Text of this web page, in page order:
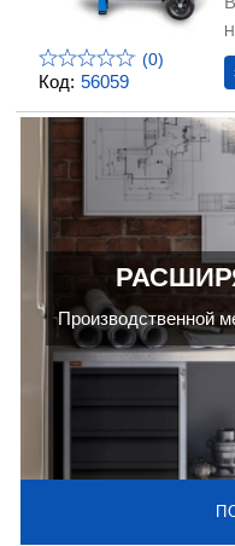
Код: 56059
(0)
Производственной